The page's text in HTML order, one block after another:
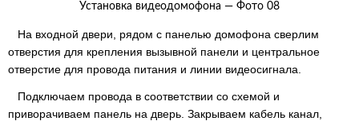
Установка видеодомофона — Фото 08
На входной двери, рядом с панелью домофона сверлим
отверстия для крепления вызывной панели и центральное
отверстие для провода питания и линии видеосигнала.
Подключаем провода в соответствии со схемой и
приворачиваем панель на дверь. Закрываем кабель канал,